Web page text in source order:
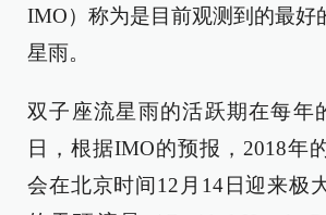
IMO）称为是目前观测到的最好
星雨。
双子座流星雨的活跃期在每年
日，根据IMO的预报，2018年
会在北京时间12月14日迎来极